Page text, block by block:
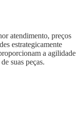
atendimento, preços
estrategicamente
a agilidade
suas peças.